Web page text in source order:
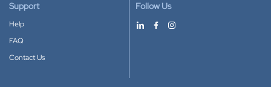
Support
Help
FAQ
Contact Us
Follow Us